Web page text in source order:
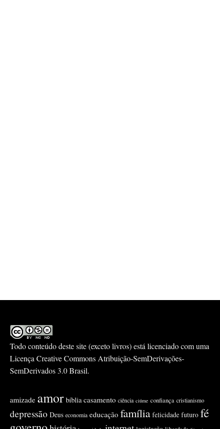
Todo conteúdo deste site (exceto livros) está licenciado com uma
LicençaCreative Commons Atribuição-SemDerivações-
SemDerivados 3.0 Brasil.
amizade amor bíblia casamento ciência ciúme confiança cristianismo
depressão Deus economia educação família felicidade futuro fé